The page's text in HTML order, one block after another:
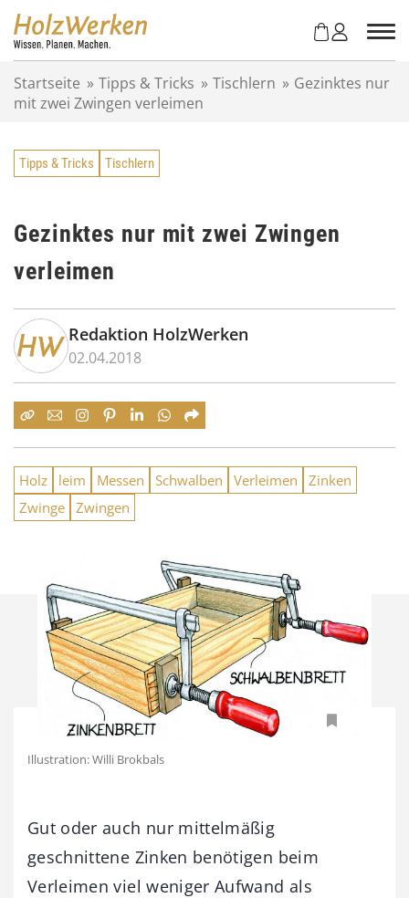
Startseite » Tipps & Tricks » Tischlern » Gezinktes nur
mit zwei Zwingen verleimen
Tipps & Tricks Tischlern
Gezinktes nur mit zwei Zwingen
verleimen
Redaktion HolzWerken
02.04.2018
Holz leim Messen Schwalben Verleimen
Zinken
Zwinge Zwingen
Illustration: Willi Brokbals
Gut oder auch nur mittelmäßig
geschnittene Zinken benötigen beim
Verleimen viel weniger Aufwand als